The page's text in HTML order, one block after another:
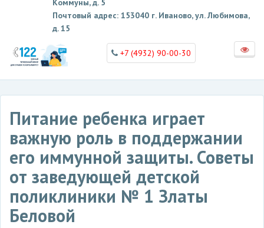
Коммуны, д. 5
Почтовый адрес: 153040 г. Иваново, ул. Любимова,
д. 15
+7 (4932) 90-00-30
Питание ребенка играет
важную роль в поддержании
его иммунной защиты. Советы
от заведующей детской
поликлиники № 1 Златы
Беловой